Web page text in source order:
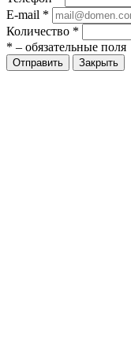
E-mail *
Количество *
* – обязательные поля
Закрыть